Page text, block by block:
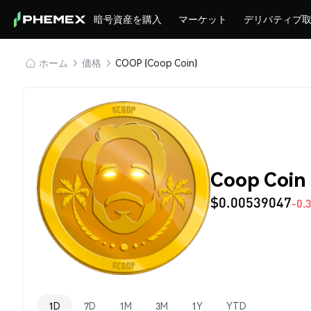
暗号資産を購入 マーケット デリバティブ
ホーム 価格 COOP (Coop Coin)
Coop Coin
$0.00539047-
1D 7D 1M 3M 1Y YTD